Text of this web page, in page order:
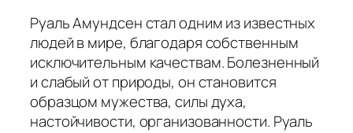
Руаль Амундсен стал одним из известных
людей в мире, благодаря собственным
исключительным качествам. Болезненный
и слабый от природы, он становится
образцом мужества, силы духа,
настойчивости, организованности. Руаль